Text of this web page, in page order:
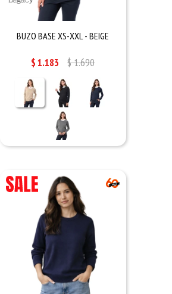
BUZO BASE XS-XXL - BEIGE
$1.183 $1.690